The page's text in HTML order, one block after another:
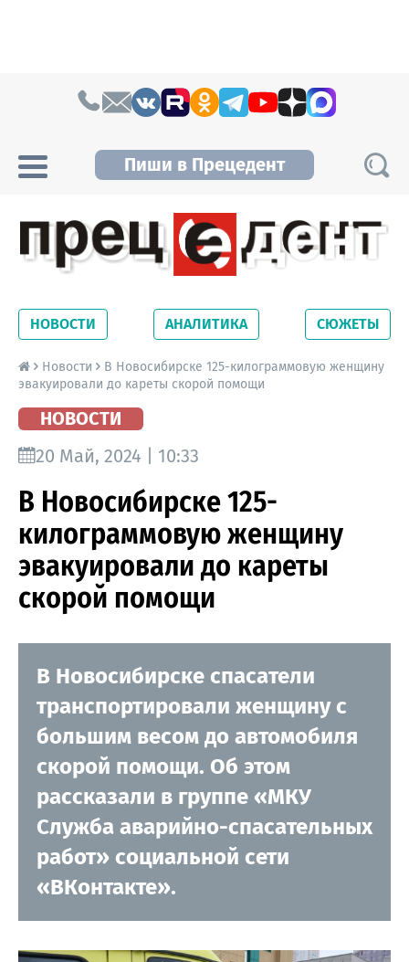
Пиши в Прецедент
Новосибирской области. Читайте свежие
новости на сайте сетевого издания
Precedent.
НОВОСТИ АНАЛИТИКА СЮЖЕТЫ
Новости
В Новосибирске 125-килограммовую женщину
эвакуировали до кареты скорой помощи
НОВОСТИ
20 Май, 2024 | 10:33
В Новосибирске 125-
килограммовую женщину
эвакуировали до кареты
скорой помощи
В Новосибирске спасатели
транспортировали женщину с
большим весом до автомобиля
скорой помощи. Об этом
рассказали в группе «МКУ
Служба аварийно-спасательных
работ» социальной сети
«ВКонтакте».